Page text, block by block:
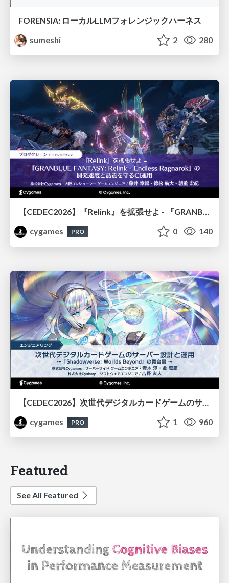
FORENSIA: ローカルLLMフォレンジックハーネス
sumeshi
2 280
cygames
PRO 0 140
【CEDEC2026】次世代デジタルカードゲームのサーバー設計と運用 〜『Shadowverse: Worlds Beyond』の舞台裏～
cygames
PRO 1 960
Featured
See All Featured